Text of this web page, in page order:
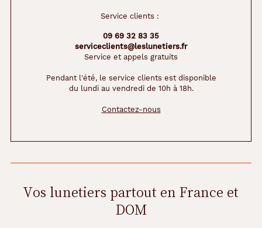
Service clients :
09 69 32 83 35
serviceclients@leslunetiers.fr
Service et appels gratuits
Pendant l'été, le service clients est disponible
du lundi au vendredi de 10h à 18h.
Contactez-nous
Vos lunetiers partout en France et
DOM